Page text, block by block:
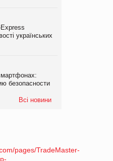
українських
безопасности
Всі новини